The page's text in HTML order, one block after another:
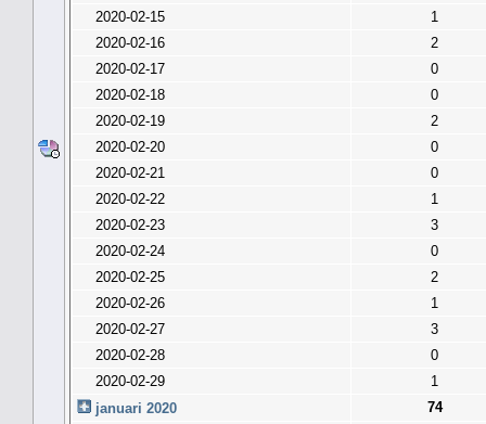
2020-02-15
1
2020-02-16
2
2020-02-17
0
2020-02-18
0
2020-02-19
2
2020-02-20
0
2020-02-21
0
2020-02-22
1
2020-02-23
3
2020-02-24
0
2020-02-25
2
2020-02-26
1
2020-02-27
3
2020-02-28
0
2020-02-29
1
januari 2020
74